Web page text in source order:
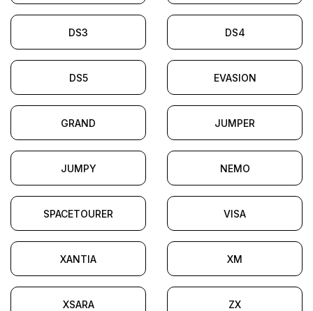
DS3 DS4
DS5 EVASION
GRAND JUMPER
JUMPY NEMO
SPACETOURER VISA
XANTIA XM
XSARA ZX